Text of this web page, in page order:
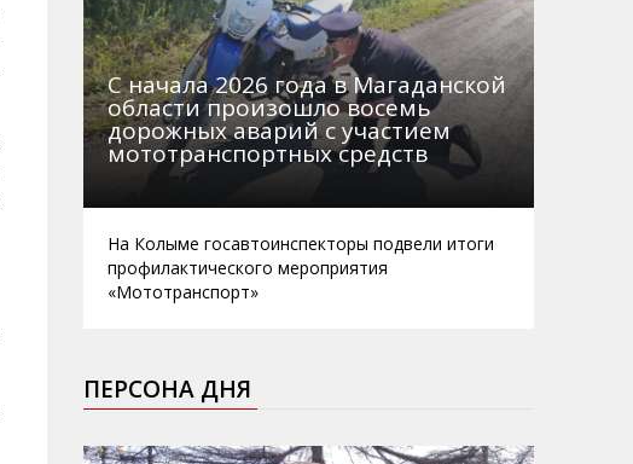
С начала 2026 года в Магаданской
области произошло восемь
дорожных аварий с участием
мототранспортных средств
На Колыме госавтоинспекторы подвели итоги
профилактического мероприятия
«Мототранспорт»
ПЕРСОНА ДНЯ